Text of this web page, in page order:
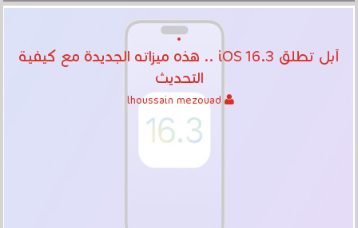
آبل تطلق iOS 16.3 .. هذه ميزاته الجديدة مع كيفية
التحديث